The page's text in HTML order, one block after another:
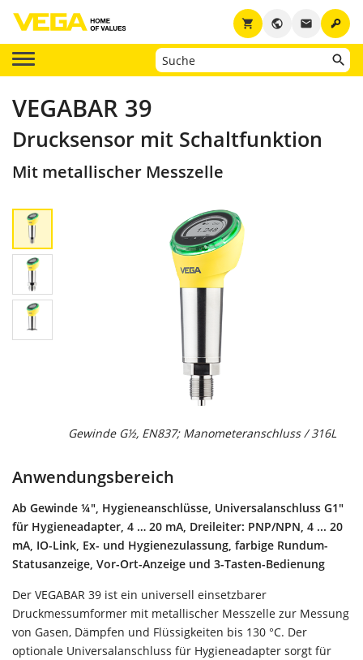
key
email
public
shopping_cart
VEGABAR 39
Drucksensor mit Schaltfunktion
Mit metallischer Messzelle
Gewinde G½, EN837; Manometeranschluss / 316L
Anwendungsbereich
Ab Gewinde ¼", Hygieneanschlüsse, Universalanschluss G1"
für Hygieneadapter, 4 … 20 mA, Dreileiter: PNP/NPN, 4 ... 20
mA, IO-Link, Ex- und Hygienezulassung, farbige Rundum-
Statusanzeige, Vor-Ort-Anzeige und 3-Tasten-Bedienung
Der VEGABAR 39 ist ein universell einsetzbarer
Druckmessumformer mit metallischer Messzelle zur Messung
von Gasen, Dämpfen und Flüssigkeiten bis 130 °C. Der
optionale Universalanschluss für Hygieneadapter sorgt für